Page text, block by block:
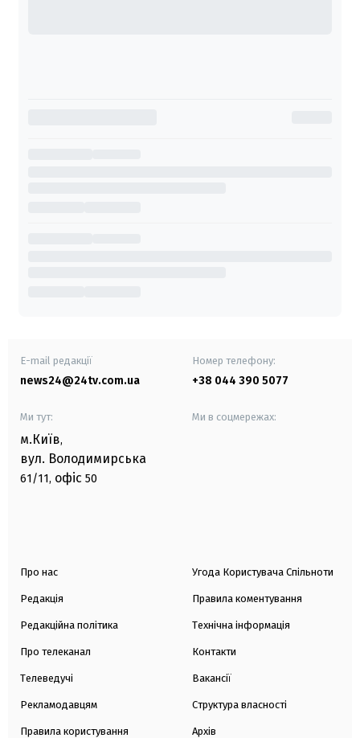
E-mail редакції
news24@24tv.com.ua
Номер телефону:
+38 044 390 5077
Ми тут:
м.Київ,
вул. Володимирська
61/11, офіс 50
Ми в соцмережах:
Про нас
Редакція
Редакційна політика
Про телеканал
Телеведучі
Рекламодавцям
Правила користування
Угода Користувача Спільноти
Правила коментування
Технічна інформація
Контакти
Вакансії
Структура власності
Архів